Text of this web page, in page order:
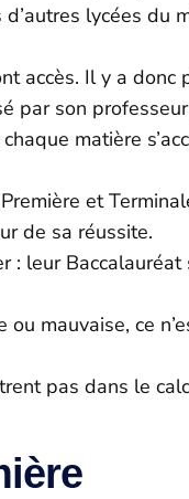
lycées du
accès. Il y a donc
par son
matière
et
de sa réussite.
leur Baccalauréat
mauvaise, ce
pas dans le